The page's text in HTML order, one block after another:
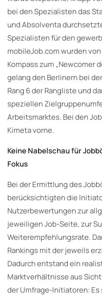
bei den Spezialisten das
und Absolventa
Spezialisten für den
mobileJob.com wurden
Kompass zum „Newcomer
gelang den Berlinern bei
Rang 6 der Rangliste und
speziellen
Arbeitsmarktes. Bei den
Kimeta vorne.
Keine Nabelschau für
Fokus
Bei der Ermittlung des
berücksichtigten die
Nutzerbewertungen zur
jeweiligen Job-Seite, zur
Weiterempfehlungsrate.
Rankings mit der jeweils
Dadurch entstand ein
Marktverhältnisse aus
der Umfrage-Initiatoren: